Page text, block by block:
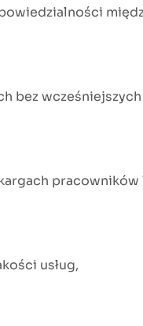
bez
usług,